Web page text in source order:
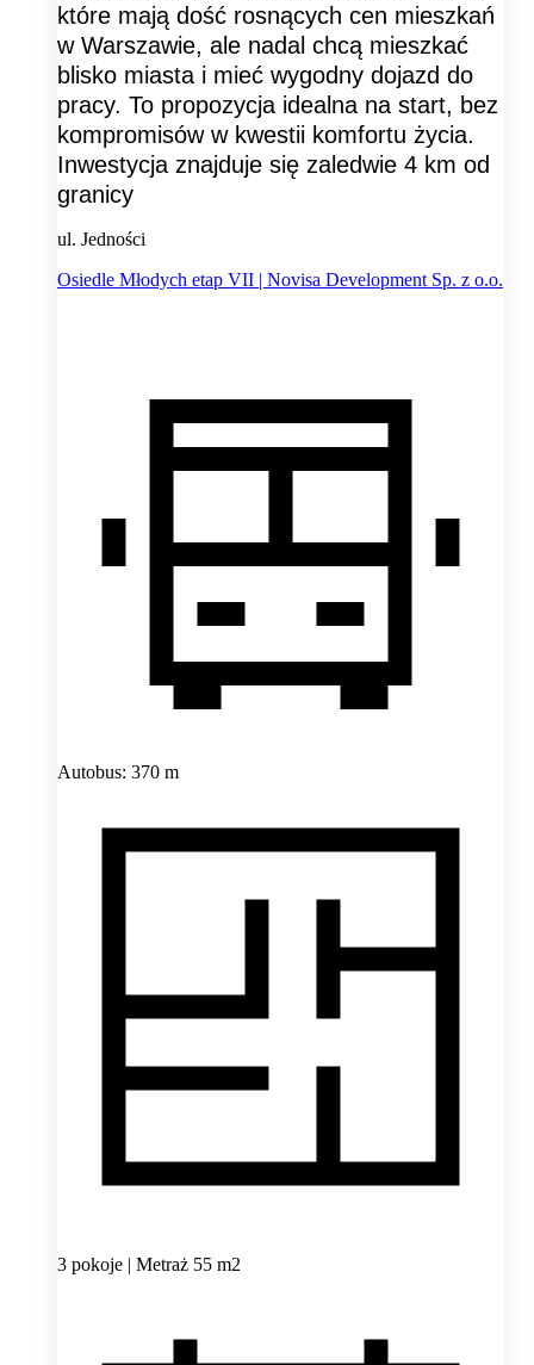
które mają dość rosnących cen mieszkań
w Warszawie, ale nadal chcą mieszkać
blisko miasta i mieć wygodny dojazd do
pracy. To propozycja idealna na start, bez
kompromisów w kwestii komfortu życia.
Inwestycja znajduje się zaledwie 4 km od
granicy
ul. Jedności
Osiedle Młodych etap VII | Novisa Development Sp. z o.o.
Autobus: 370 m
3 pokoje | Metraż 55 m2